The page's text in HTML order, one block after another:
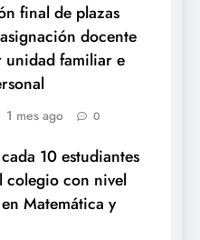
final de plazas
docente
familiar e
1 mes ago 0
10 estudiantes
colegio con nivel
Matemática y